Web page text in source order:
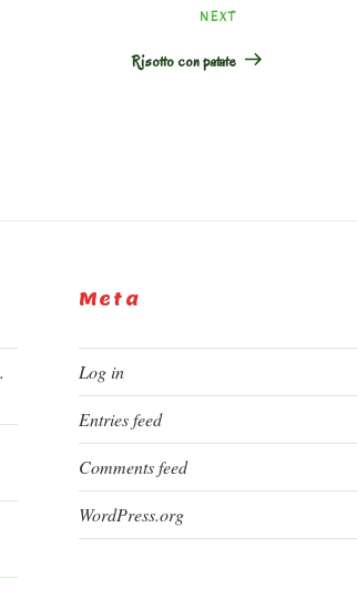
Next
Post
NEXT
Risotto con patate
Meta
Log in
Entries feed
Comments feed
WordPress.org